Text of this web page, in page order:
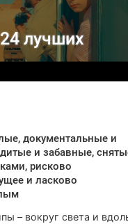
лучших
документальные и
и забавные,
рисково
и ласково
– вокруг света и